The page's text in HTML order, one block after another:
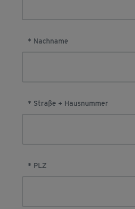
* Nachname
* Straße + Hausnummer
* PLZ